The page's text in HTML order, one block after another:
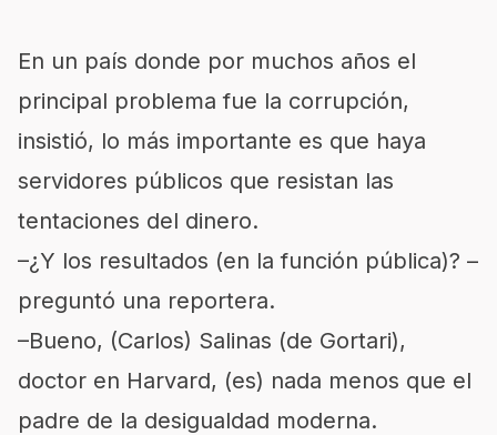
En un país donde por muchos años el
principal problema fue la corrupción,
insistió, lo más importante es que haya
servidores públicos que resistan las
tentaciones del dinero.
–¿Y los resultados (en la función pública)? –
preguntó una reportera.
–Bueno, (Carlos) Salinas (de Gortari),
doctor en Harvard, (es) nada menos que el
padre de la desigualdad moderna.